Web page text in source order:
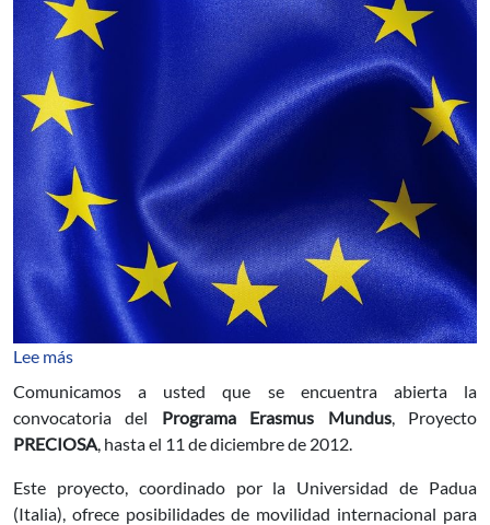
Lee más
Comunicamos a usted que se encuentra abierta la
convocatoria del Programa Erasmus Mundus, Proyecto
PRECIOSA , hasta el 11 de diciembre de 2012.
Este proyecto, coordinado por la Universidad de Padua
(Italia), ofrece posibilidades de movilidad internacional para